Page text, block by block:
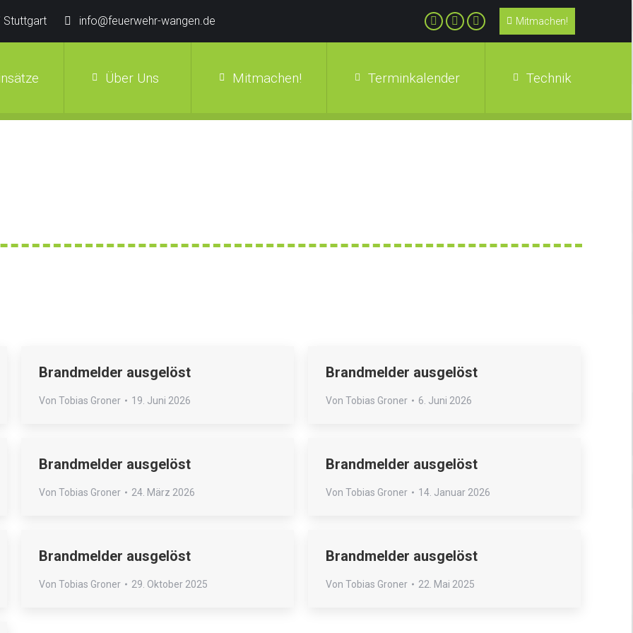
Stuttgart info@feuerwehr-wangen.de Mitmachen!
Über Uns Mitmachen! Terminkalender Technik
Brandmelder ausgelöst
Von Tobias Groner 19. Juni 2026
Brandmelder ausgelöst
Von Tobias Groner 6. Juni 2026
Brandmelder ausgelöst
Von Tobias Groner 24. März 2026
Brandmelder ausgelöst
Von Tobias Groner 14. Januar 2026
Brandmelder ausgelöst
Von Tobias Groner 29. Oktober 2025
Brandmelder ausgelöst
Von Tobias Groner 22. Mai 2025